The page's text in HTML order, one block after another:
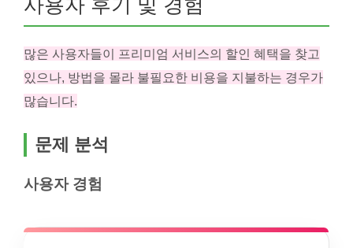
많은 사용자들이 프리미엄 서비스의 할인 혜택을 찾고
있으나, 방법을 몰라 불필요한 비용을 지불하는 경우가
많습니다.
문제 분석
사용자 경험